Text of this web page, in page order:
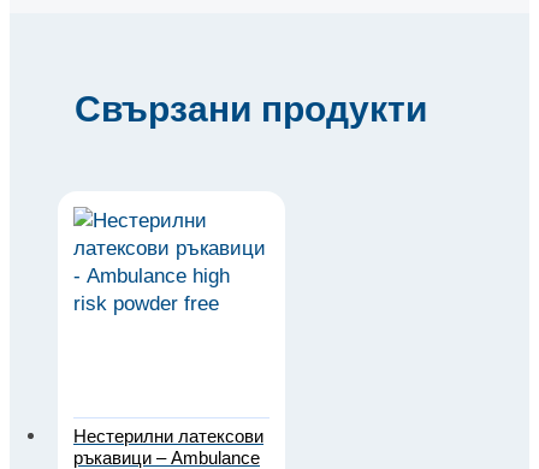
Свързани продукти
Нестерилни латексови
ръкавици – Ambulance